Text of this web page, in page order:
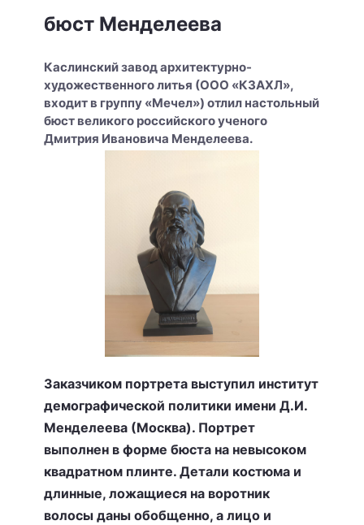
бюст Менделеева
Каслинский завод архитектурно-
художественного литья (ООО «КЗАХЛ»,
входит в группу «Мечел») отлил настольный
бюст великого российского ученого
Дмитрия Ивановича Менделеева.
Заказчиком портрета выступил институт
демографической политики имени Д.И.
Менделеева (Москва). Портрет
выполнен в форме бюста на невысоком
квадратном плинте. Детали костюма и
длинные, ложащиеся на воротник
волосы даны обобщенно, а лицо и